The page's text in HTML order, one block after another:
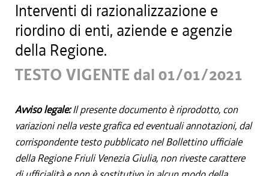
Interventi di razionalizzazione e
riordino di enti, aziende e agenzie
della Regione.
TESTO VIGENTE dal 01/01/2021
Avviso legale:Il presente documento è riprodotto, con
variazioni nella veste grafica ed eventuali annotazioni, dal
corrispondente testo pubblicato nel Bollettino ufficiale
della Regione Friuli Venezia Giulia, non riveste carattere